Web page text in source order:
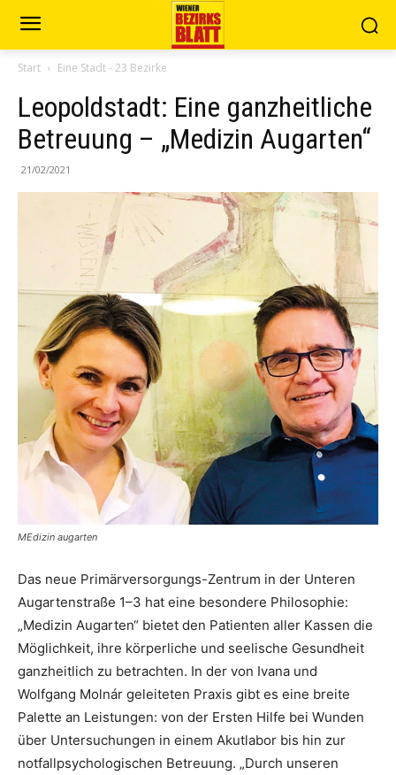
Start Eine Stadt - 23 Bezirke
Leopoldstadt: Eine ganzheitliche
Betreuung – „Medizin Augarten“
21/02/2021
MEdizin augarten
Das neue Primärver­sorgungs-Zentrum in der Unteren
Augartenstraße 1–3 hat eine besondere Philosophie:
„Medizin Au­garten“ bietet den Patienten aller Kassen die
Möglichkeit, ihre körperliche und seelische Gesundheit
ganzheitlich zu betrachten. In der von Ivana und
Wolfgang Molnár geleiteten Praxis gibt es eine breite
Palette an Leistungen: von der Ersten Hilfe bei Wunden
über Untersuchungen in einem Akutlabor bis hin zur
notfallpsychologischen Betreuung. „Durch unseren